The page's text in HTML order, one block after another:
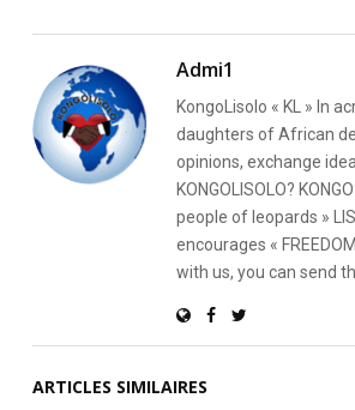
Admi1
KongoLisolo « KL » In
daughters of African
opinions, exchange
KONGOLISOLO?
people of leopards »
encourages «
with us, you can send
ARTICLES SIMILAIRES